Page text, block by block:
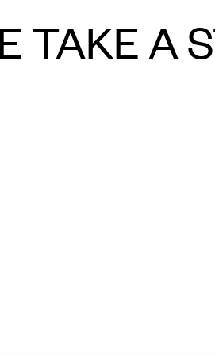
TAKE A